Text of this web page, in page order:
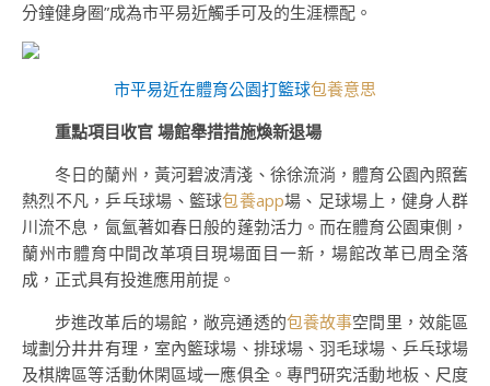
分鐘健身圈”成為市平易近觸手可及的生涯標配。
市平易近在體育公園打籃球包養意思
重點項目收官 場館舉措措施煥新退場
冬日的蘭州，黃河碧波清淺、徐徐流淌，體育公園內照舊
熱烈不凡，乒乓球場、籃球包養app場、足球場上，健身人群
川流不息，氤氳著如春日般的蓬勃活力。而在體育公園東側，
蘭州市體育中間改革項目現場面目一新，場館改革已周全落
成，正式具有投進應用前提。
步進改革后的場館，敞亮通透的包養故事空間里，效能區
域劃分井井有理，室內籃球場、排球場、羽毛球場、乒乓球場
及棋牌區等活動休閑區域一應俱全。專門研究活動地板、尺度